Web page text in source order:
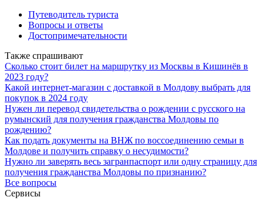
Путеводитель туриста
Вопросы и ответы
Достопримечательности
Также спрашивают
Сколько стоит билет на маршрутку из Москвы в Кишинёв в
2023 году?
Какой интернет-магазин с доставкой в Молдову выбрать для
покупок в 2024 году
Нужен ли перевод свидетельства о рождении с русского на
румынский для получения гражданства Молдовы по
рождению?
Как подать документы на ВНЖ по воссоединению семьи в
Молдове и получить справку о несудимости?
Нужно ли заверять весь загранпаспорт или одну страницу для
получения гражданства Молдовы по признанию?
Все вопросы
Сервисы